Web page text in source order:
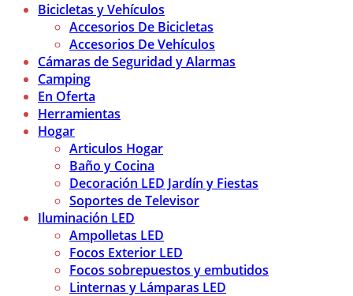
Bicicletas y Vehículos
Accesorios De Bicicletas
Accesorios De Vehículos
Cámaras de Seguridad y Alarmas
Camping
En Oferta
Herramientas
Hogar
Articulos Hogar
Baño y Cocina
Decoración LED Jardín y Fiestas
Soportes de Televisor
Iluminación LED
Ampolletas LED
Focos Exterior LED
Focos sobrepuestos y embutidos
Linternas y Lámparas LED